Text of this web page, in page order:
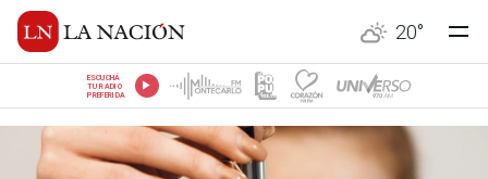
20°
ESCUCHÁ
TU RADIO
PREFERIDA